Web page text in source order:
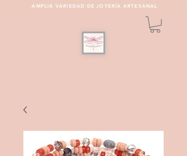
AMPLIA VARIEDAD DE JOYERÍA ARTESANAL